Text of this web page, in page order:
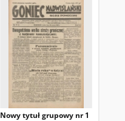
Nowy tytuł grupowy nr 1